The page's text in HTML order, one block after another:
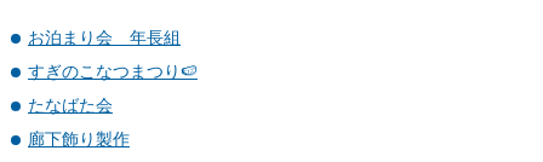
お泊まり会 年長組
すぎのこなつまつり🍉
たなばた会
廊下飾り製作